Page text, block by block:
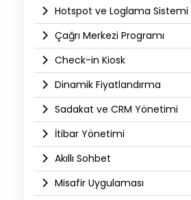
Hotspot ve Loglama Sistemi
Çağrı Merkezi Programı
Check-in Kiosk
Dinamik Fiyatlandırma
Sadakat ve CRM Yönetimi
İtibar Yönetimi
Akıllı Sohbet
Misafir Uygulaması